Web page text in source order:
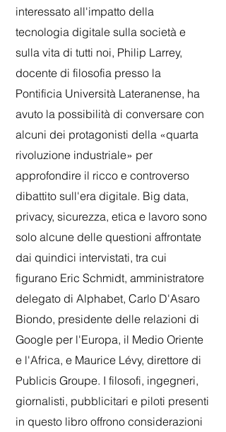
interessato all'impatto della
tecnologia digitale sulla società e
sulla vita di tutti noi, Philip Larrey,
docente di filosofia presso la
Pontificia Università Lateranense, ha
avuto la possibilità di conversare con
alcuni dei protagonisti della «quarta
rivoluzione industriale» per
approfondire il ricco e controverso
dibattito sull'era digitale. Big data,
privacy, sicurezza, etica e lavoro sono
solo alcune delle questioni affrontate
dai quindici intervistati, tra cui
figurano Eric Schmidt, amministratore
delegato di Alphabet, Carlo D'Asaro
Biondo, presidente delle relazioni di
Google per l'Europa, il Medio Oriente
e l'Africa, e Maurice Lévy, direttore di
Publicis Groupe. I filosofi, ingegneri,
giornalisti, pubblicitari e piloti presenti
in questo libro offrono considerazioni